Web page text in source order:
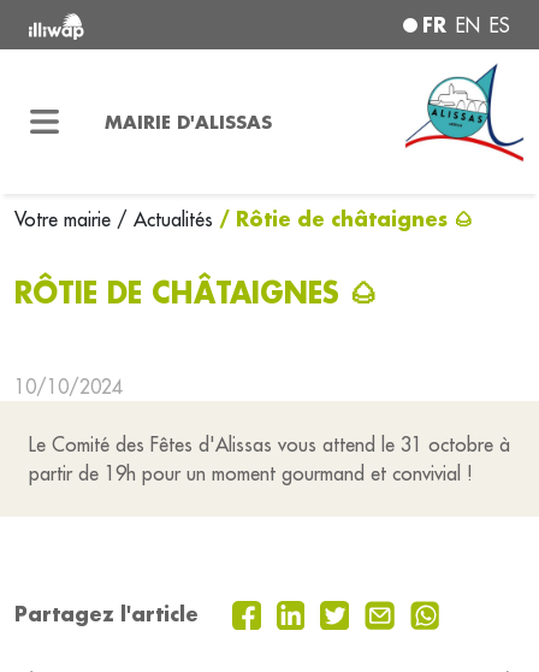
FR EN ES
MAIRIE D'ALISSAS
Votre mairie / Actualités / Rôtie de châtaignes 🌰
RÔTIE DE CHÂTAIGNES 🌰
10/10/2024
Le Comité des Fêtes d'Alissas vous attend le 31 octobre à
partir de 19h pour un moment gourmand et convivial !
Partagez l'article